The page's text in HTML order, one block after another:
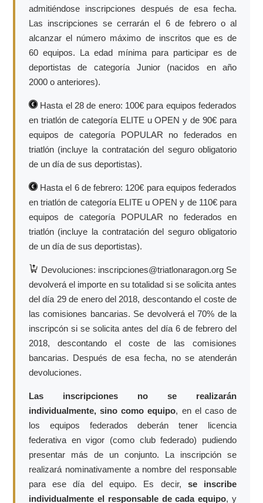
admitiéndose inscripciones después de esa fecha.
Las inscripciones se cerrarán el 6 de febrero o al
alcanzar el número máximo de inscritos que es de
60 equipos. La edad mínima para participar es de
deportistas de categoría Junior (nacidos en año
2000 o anteriores).
Hasta el 28 de enero: 100€ para equipos federados
en triatlón de categoría ELITE u OPEN y de 90€ para
equipos de categoría POPULAR no federados en
triatlón (incluye la contratación del seguro obligatorio
de un día de sus deportistas).
Hasta el 6 de febrero: 120€ para equipos federados
en triatlón de categoría ELITE u OPEN y de 110€ para
equipos de categoría POPULAR no federados en
triatlón (incluye la contratación del seguro obligatorio
de un día de sus deportistas).
Devoluciones: inscripciones@triatlonaragon.org Se
devolverá el importe en su totalidad si se solicita antes
del día 29 de enero del 2018, descontando el coste de
las comisiones bancarias. Se devolverá el 70% de la
inscripcón si se solicita antes del día 6 de febrero del
2018, descontando el coste de las comisiones
bancarias. Después de esa fecha, no se atenderán
devoluciones.
Las inscripciones no se realizarán
individualmente, sino como equipo, en el caso de
los equipos federados deberán tener licencia
federativa en vigor (como club federado) pudiendo
presentar más de un conjunto. La inscripción se
realizará nominativamente a nombre del responsable
para ese día del equipo. Es decir, se inscribe
individualmente el responsable de cada equipo, y